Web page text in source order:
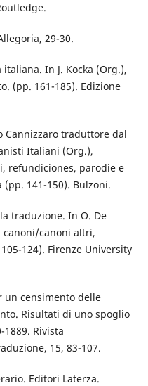
29-30.
In J. Kocka (Org.),
(pp. 161-185). Edizione
Cannizzaro traduttore dal
Italiani (Org.),
refundiciones, parodie e
141-150). Bulzoni.
traduzione. In O. De
canoni/canoni altri,
124). Firenze University
un censimento delle
Risultati di uno spoglio
Rivista
15, 83-107.
Editori Laterza.